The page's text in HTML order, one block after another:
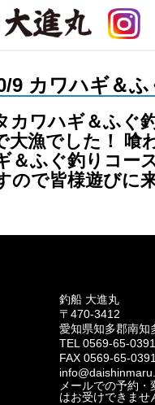
9 カワハギ＆ふ
カワハギ＆ふぐ
大漁でした！ 喰
＆ふぐ釣りコー
ので皆様遊びに
釣船 大進丸
〒470-3412
愛知県知多郡南知
TEL 0569-65-0391
FAX 0569-65-
メールでの予約・
はお受けできませ